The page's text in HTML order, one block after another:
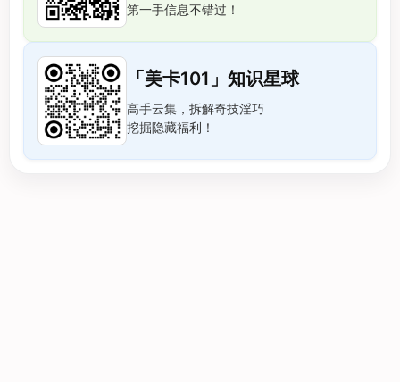
第一手信息不错过！
「美卡101」知识星球
高手云集，拆解奇技淫巧
挖掘隐藏福利！